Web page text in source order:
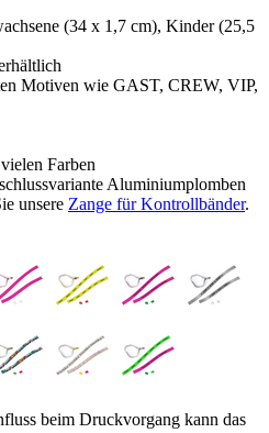
(34 x 1,7 cm), Kinder (25,5
Motiven wie GAST, CREW, VIP,
Farben
Aluminiumplomben
unsere Zange für Kontrollbänder.
beim Druckvorgang kann das